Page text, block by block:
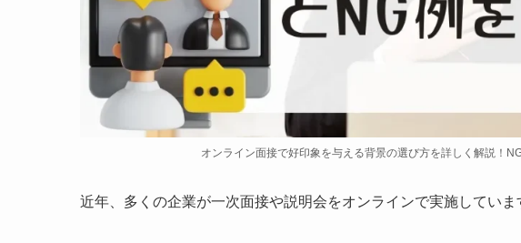
オンライン面接で好印象を与える背景の選び方を詳しく解説！
近年、多くの企業が一次面接や説明会をオンラインで実施していま